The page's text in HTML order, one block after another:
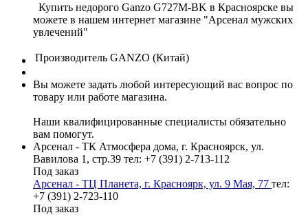
Купить недорого Ganzo G727M-BK в Красноярске вы
можете в нашем интернет магазине "Арсенал мужских
увлечений"
Производитель GANZO (Китай)
Вы можете задать любой интересующий вас вопрос по
товару или работе магазина.
Наши квалифицированные специалисты обязательно
вам помогут.
Арсенал - ТК Атмосфера дома, г. Красноярск, ул.
Вавилова 1, стр.39 тел: +7 (391) 2-713-112
Под заказ
Арсенал - ТЦ Планета, г. Красноярк, ул. 9 Мая, 77 тел:
+7 (391) 2-723-110
Под заказ